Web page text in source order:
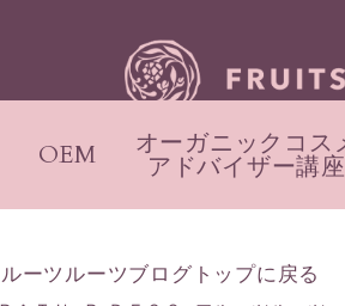
OEM オーガニックコス
アドバイザー講座
ーツルーツブログトップに戻る